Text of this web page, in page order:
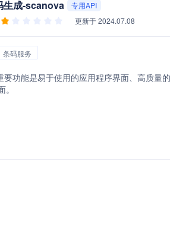
生成-scanova 专用API
更新于 2024.07.08
条码服务
要功能是易于使用的应用程序界面、高质量